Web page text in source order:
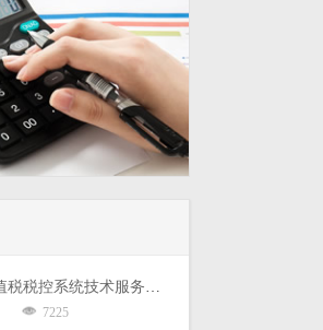
7225